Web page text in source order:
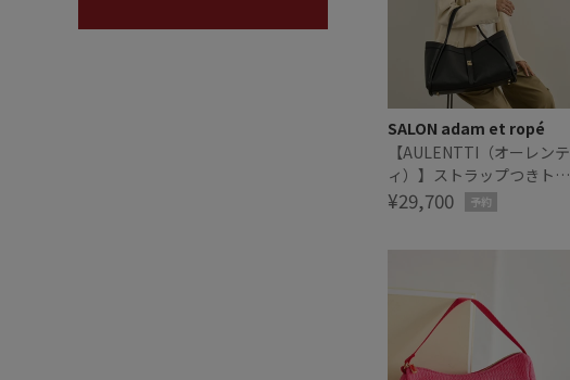
SALON adam et ropé
【AULENTTI（オーレンテ
ィ）】ストラップつきトー
トバッグ
¥29,700 予約